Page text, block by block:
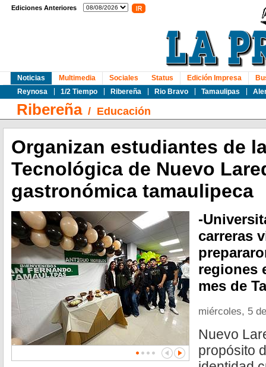
Ediciones Anteriores
Noticias
Reynosa
1/2 Tiempo Ribereña Rio Bravo Tamaulipas
Multimedia Sociales Status Edición Impresa
Ribereña/ Educación
Organizan estudiantes de
Tecnológica de Nuevo
gastronómica tamaulipeca
-
carreras
regiones
mes de
miércoles, 5
Nuevo
propósito